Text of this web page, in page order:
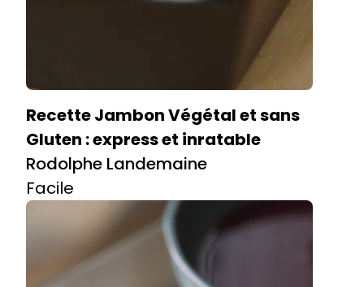
Recette Jambon Végétal et sans
Gluten : express et inratable
Rodolphe Landemaine
Facile